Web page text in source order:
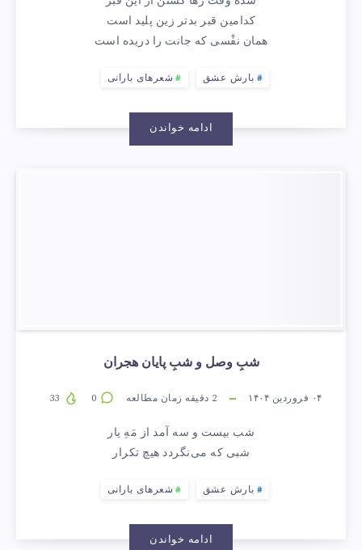
کدامین قبر بدتر زین پلید است
همان نفْسی که جانت را دریده است
بارش عشق شعرهای بارانی
ادامه خواندن
شبِ وصل و شبِ پایان هجران
۰۴ فروردین ۱۴۰۴ 2 دقیقه زمان مطالعه 0
شب بیست و سه آمد از مَهِ یار
شبی که می‌نگردد هیچ تکرار
بارش عشق شعرهای بارانی
ادامه خواندن